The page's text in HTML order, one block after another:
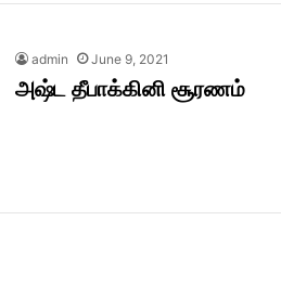
admin June 9, 2021
அஷ்ட தீபாக்கினி சூரணம்